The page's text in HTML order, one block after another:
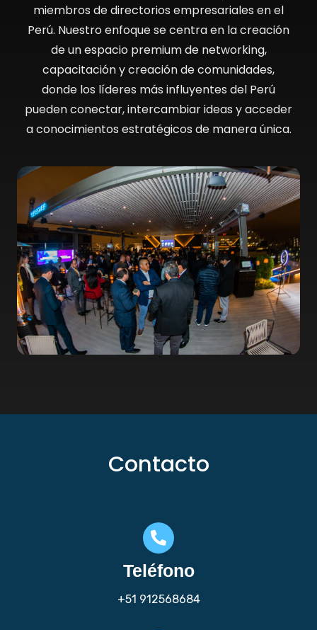
miembros de directorios empresariales en el
Perú. Nuestro enfoque se centra en la creación
de un espacio premium de networking,
capacitación y creación de comunidades,
donde los líderes más influyentes del Perú
pueden conectar, intercambiar ideas y acceder
a conocimientos estratégicos de manera única.
Contacto
Teléfono
+51 912568684